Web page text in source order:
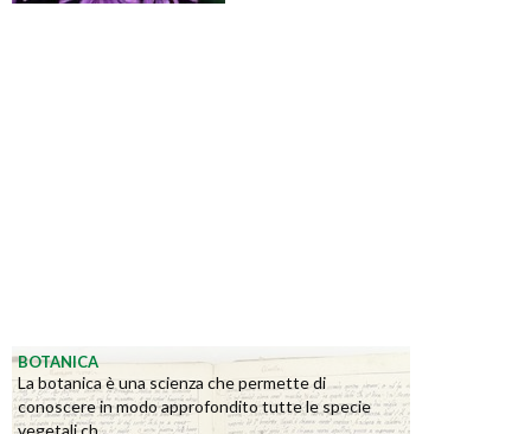
BOTANICA
La botanica è una scienza che permette di
conoscere in modo approfondito tutte le specie
vegetali ch...